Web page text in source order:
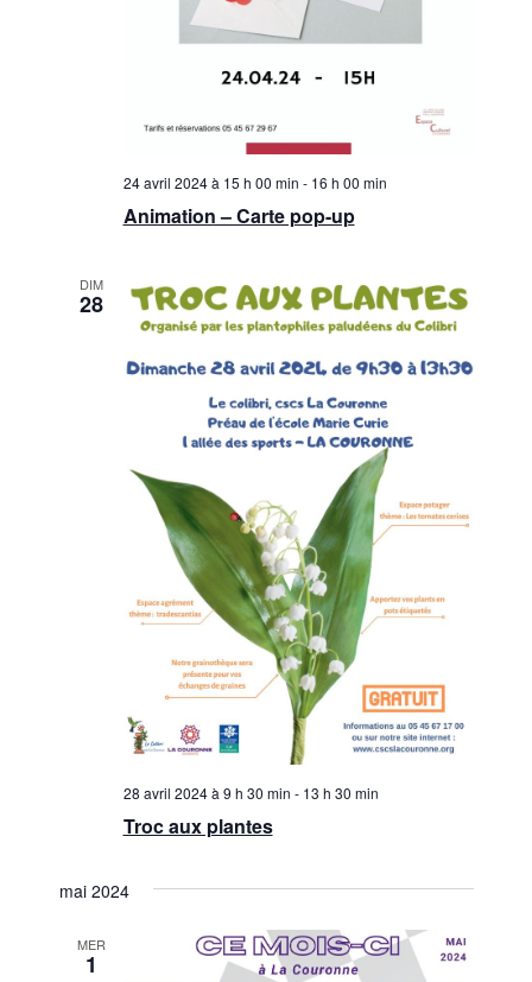
Animation – Carte pop-up
24 avril 2024 à 15 h 00 min - 16 h 00 min
DIM
28
Troc aux plantes
28 avril 2024 à 9 h 30 min - 13 h 30 min
mai 2024
MER
1